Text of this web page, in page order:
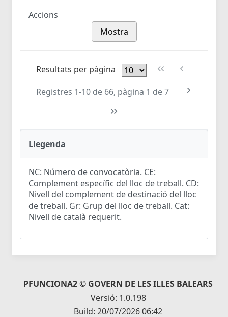
Accions
Mostra
Resultats per pàgina
Registres 1-10 de 66, pàgina 1 de 7
Llegenda
NC: Número de convocatòria. CE:
Complement específic del lloc de treball. CD:
Nivell del complement de destinació del lloc
de treball. Gr: Grup del lloc de treball. Cat:
Nivell de català requerit.
PFUNCIONA2 © GOVERN DE LES ILLES BALEARS
Versió: 1.0.198
Build: 20/07/2026 06:42